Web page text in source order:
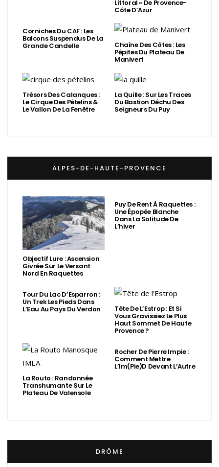
Littoral » De Provence-
Côte D’Azur
Corniches Du CAF : Les
Balcons Suspendus De La
Grande Candelle Chaîne Des Côtes : Les
Pépites Du Plateau De
Manivert
Trésors Des Calanques :
Le Cirque Des Pételins &
Le Vallon De La Fenêtre
La Quille : Sur Les Traces
Du Bastion Déchu Des
Seigneurs Du Puy
ALPES-DE-HAUTE-PROVENCE
Objectif Lure : Ascension
Givrée Sur Le Versant
Nord En Raquettes
Puy De Rent À Raquettes :
Une Épopée Blanche
Dans La Solitude De
L’hiver
Tour Du Lac D’Esparron :
Un Trek Les Pieds Dans
L’Eau Au Pays Du Verdon Tête De L’Estrop : Et Si
Vous Gravissiez Le Plus
Haut Sommet De Haute
Provence ?
La Routo : Randonnée
Transhumante Sur Le
Plateau De Valensole
Rocher De Pierre Impie :
Comment Mettre
L’Im(Pie)d Devant L’Autre
DRÔME